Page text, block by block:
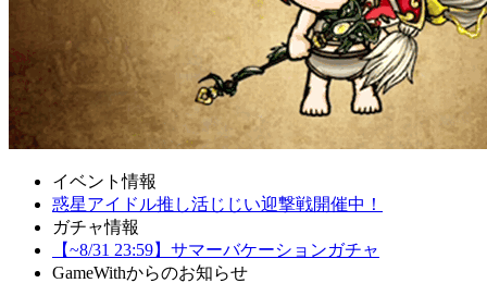
イベント情報
惑星アイドル推し活じじい迎撃戦開催中！
ガチャ情報
【~8/31 23:59】サマーバケーションガチャ
GameWithからのお知らせ